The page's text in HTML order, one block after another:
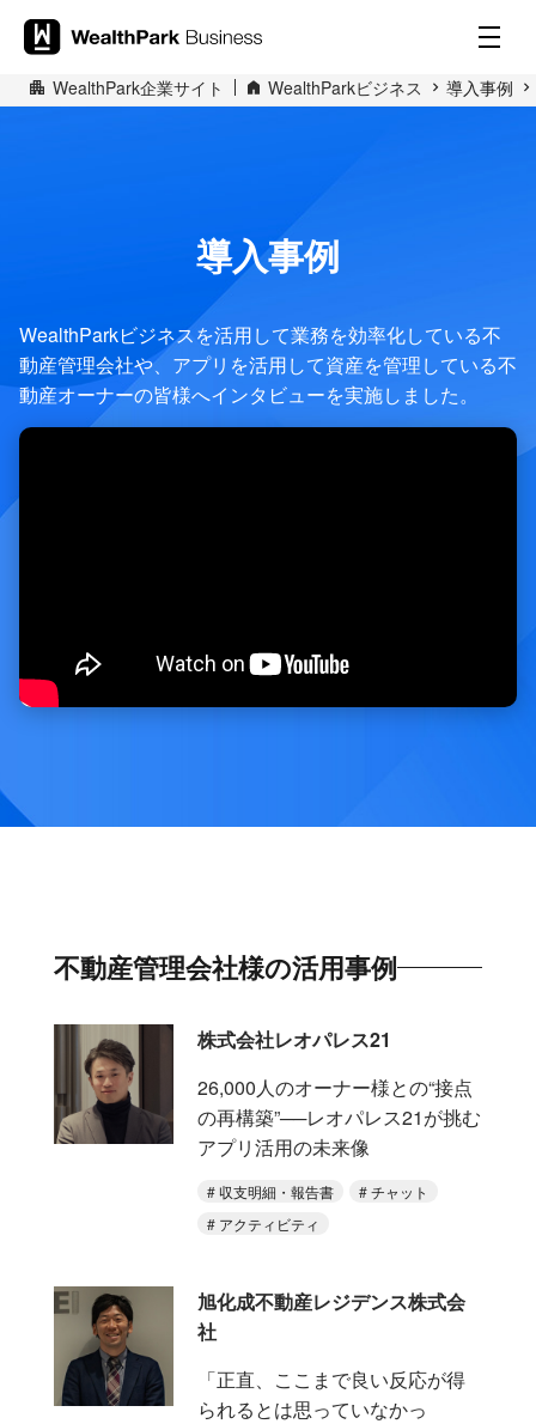
WealthPark企業サイト WealthParkビジネス 導入事例
導入事例
WealthParkビジネスを活用して業務を効率化している不
動産管理会社や、アプリを活用して資産を管理している不
動産オーナーの皆様へインタビューを実施しました。
不動産管理会社様の活用事例
株式会社レオパレス21
26,000人のオーナー様との“接点
の再構築”──レオパレス21が挑む
アプリ活用の未来像
収支明細・報告書
チャット
アクティビティ
旭化成不動産レジデンス株式会
社
「正直、ここまで良い反応が得
られるとは思っていなかっ